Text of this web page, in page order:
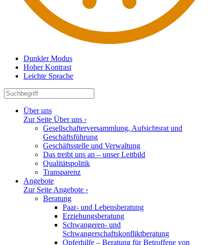
Dunkler Modus
Hoher Kontrast
Leichte Sprache
Über uns
Zur Seite Über uns ›
Gesell­schaf­ter­ver­sammlung, Aufsichtsrat und
Geschäftsführung
Geschäfts­stelle und Verwaltung
Das treibt uns an – unser Leitbild
Quali­täts­po­litik
Trans­parenz
Angebote
Zur Seite Angebote ›
Beratung
Paar- und Lebensberatung
Erzie­hungs­be­ratung
Schwan­geren- und
Schwangerschaftskonfliktberatung
Opfer­hilfe – Beratung für Betroffene von